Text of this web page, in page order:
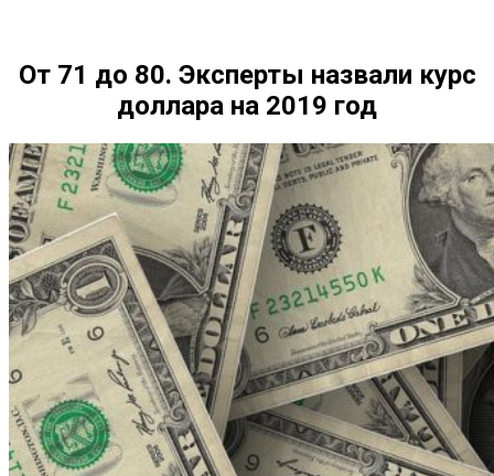
От 71 до 80. Эксперты назвали курс
доллара на 2019 год